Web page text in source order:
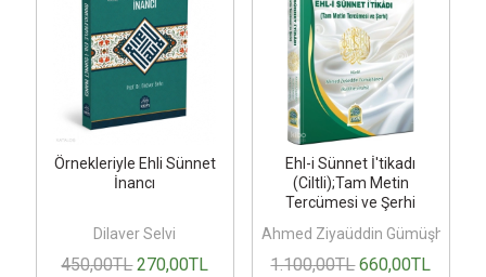
Örnekleriyle Ehli Sünnet
İnancı
Dilaver Selvi
450,00TL 270,00TL
Ehl-i Sünnet İ'tikadı
(Ciltli);Tam Metin
Tercümesi ve Şerhi
Ahmed Ziyaüddin Gümüşhanevi
1.100,00TL 660,00TL